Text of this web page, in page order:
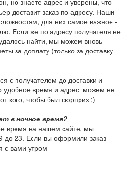
но знаете адрес и уверены, что
доставит заказ по адресу. Наши
для них самое важное -
Если же по адресу получателя не
найти, мы можем вновь
за доплату (только за доставку
с получателем до доставки и
удобное время и адрес, можем не
кого, чтобы был сюрприз :)
в ночное время?
время на нашем сайте, мы
до 23. Если вы оформили заказ
с вами утром.